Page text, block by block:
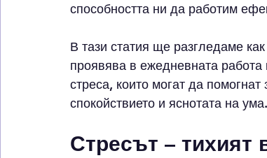
способността ни да работим
В тази статия ще разгледаме
проявява в ежедневната работа
стреса, които могат да
спокойствието и яснотата на ума.
Стресът – тихият